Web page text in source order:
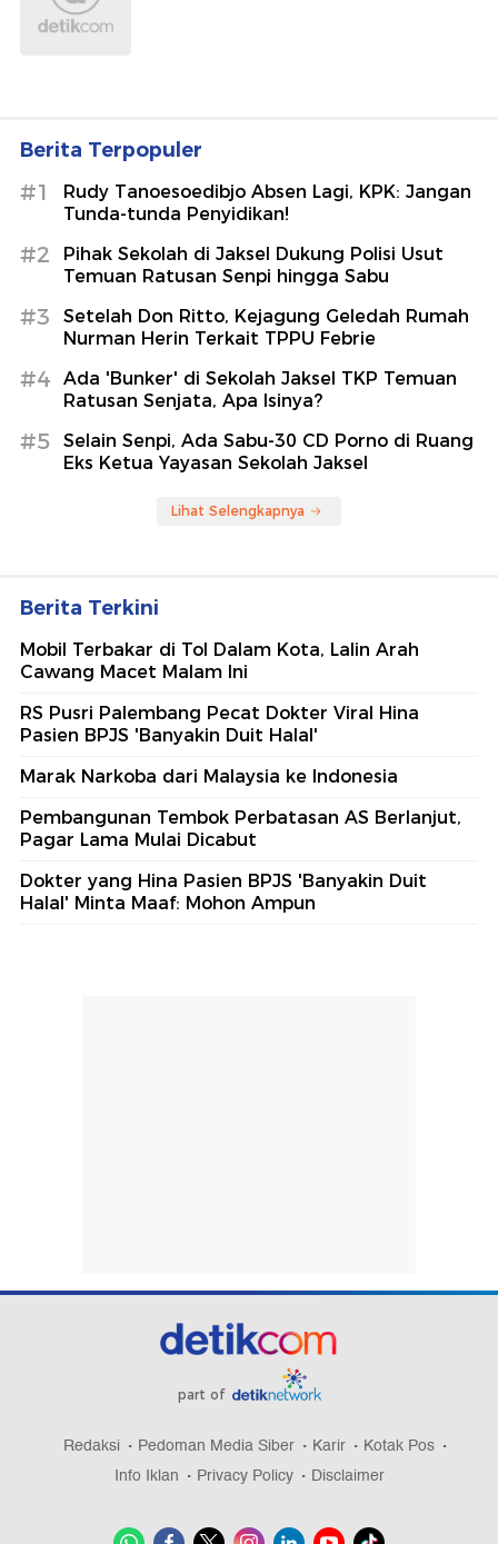
Berita Terpopuler
#1
Rudy Tanoesoedibjo Absen Lagi, KPK: Jangan
Tunda-tunda Penyidikan!
#2
Pihak Sekolah di Jaksel Dukung Polisi Usut
Temuan Ratusan Senpi hingga Sabu
#3
Setelah Don Ritto, Kejagung Geledah Rumah
Nurman Herin Terkait TPPU Febrie
#4
Ada 'Bunker' di Sekolah Jaksel TKP Temuan
Ratusan Senjata, Apa Isinya?
#5
Selain Senpi, Ada Sabu-30 CD Porno di Ruang
Eks Ketua Yayasan Sekolah Jaksel
Lihat Selengkapnya
Berita Terkini
Mobil Terbakar di Tol Dalam Kota, Lalin Arah
Cawang Macet Malam Ini
RS Pusri Palembang Pecat Dokter Viral Hina
Pasien BPJS 'Banyakin Duit Halal'
Marak Narkoba dari Malaysia ke Indonesia
Pembangunan Tembok Perbatasan AS Berlanjut,
Pagar Lama Mulai Dicabut
Dokter yang Hina Pasien BPJS 'Banyakin Duit
Halal' Minta Maaf: Mohon Ampun
part of
Redaksi Pedoman Media Siber Karir
Kotak Pos
Info Iklan
Privacy Policy Disclaimer